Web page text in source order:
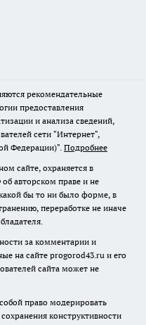
рекомендательные
предоставления
и анализа сведений,
сети "Интернет",
Федерации)". Подробнее
сайте, охраняется в
авторском праве и не
бы то ни было форме, в
переработке не иначе
за комментарии и
на сайте progorod43.ru и его
сайта может не
право модерировать
конструктивности